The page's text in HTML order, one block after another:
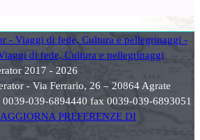
2017 - 2026
- Via Ferrario, 26 – 20864 Agrate
039-6894440 fax 0039-039-6893051
AGGIORNA PREFERENZE DI